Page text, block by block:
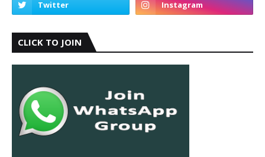
CLICK TO JOIN